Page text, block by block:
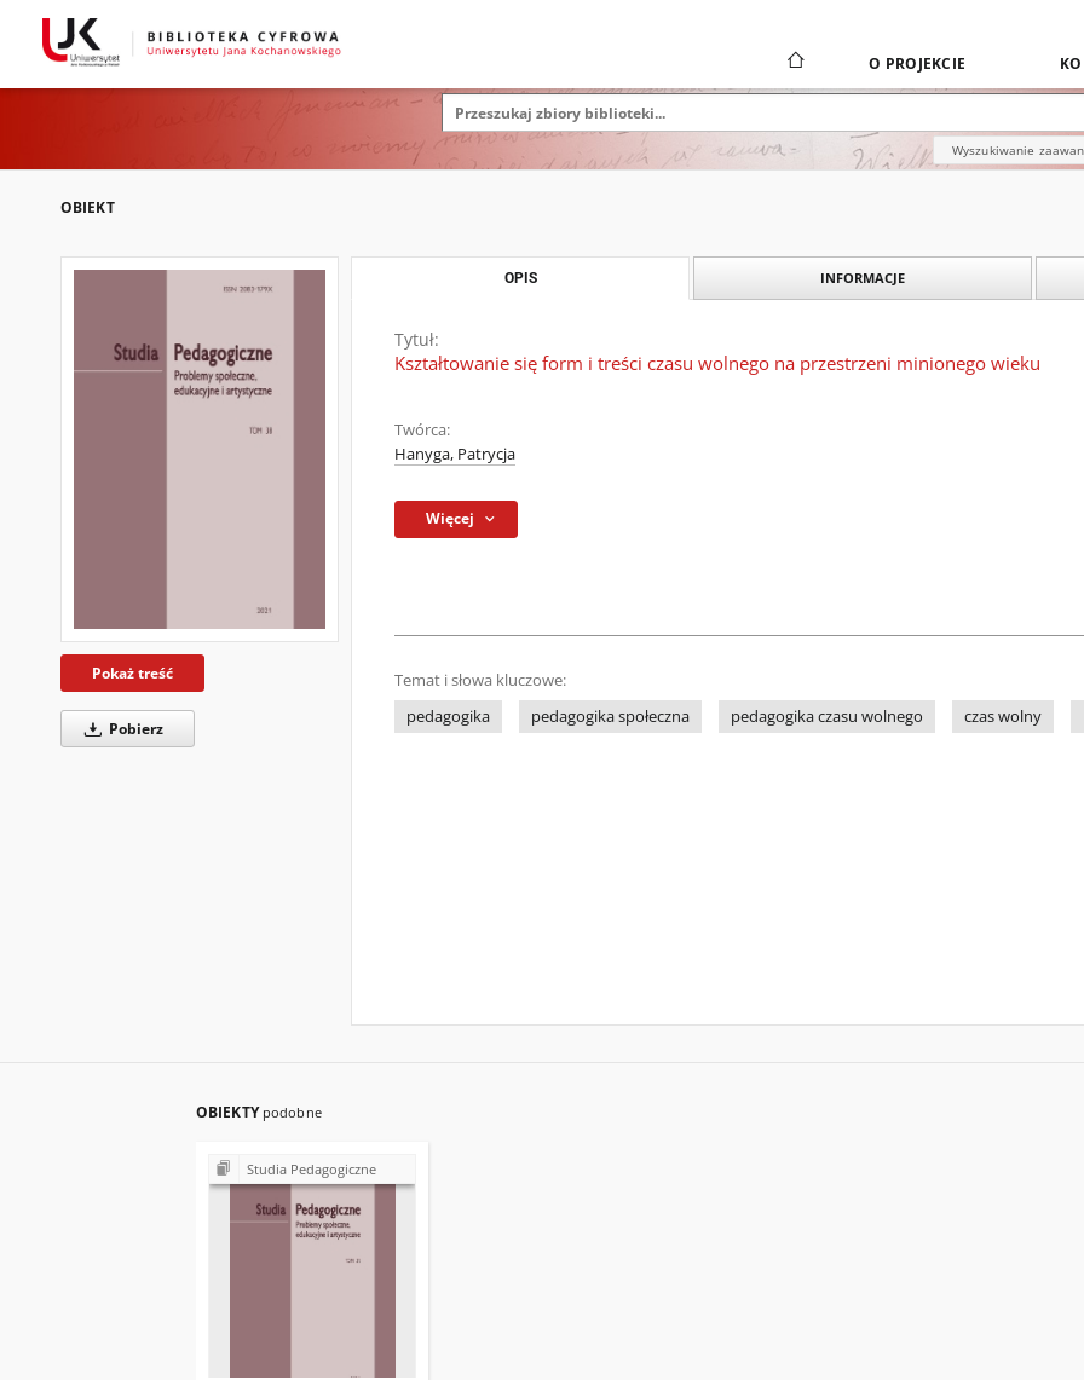
O PROJEKCIE
Wyszukiwanie
OBIEKT
Pokaż treść
Pobierz
OPIS INFORMACJE
Tytuł:
Kształtowanie się form i treści czasu wolnego na przestrzeni minionego wieku
Twórca:
Hanyga, Patrycja
Więcej
Temat i słowa kluczowe:
pedagogika
pedagogika społeczna pedagogika czasu wolnego czas wolny
OBIEKTY podobne
Studia Pedagogiczne